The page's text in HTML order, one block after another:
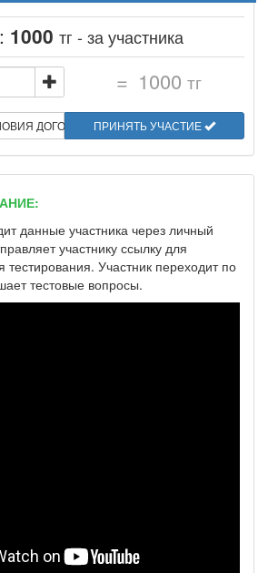
1000 тг - за участника
= 1000 тг
ДОГОВОРА ПРИНЯТЬ УЧАСТИЕ
данные участника через личный
участнику ссылку для
тестирования. Участник переходит по
тестовые вопросы.